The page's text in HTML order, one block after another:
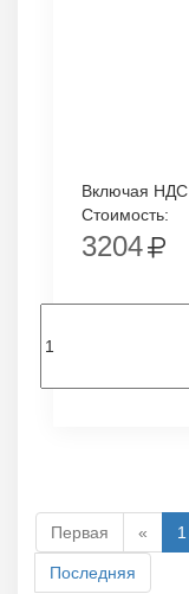
Включая НДС
Стоимость:
3204
Первая « 1
Последняя